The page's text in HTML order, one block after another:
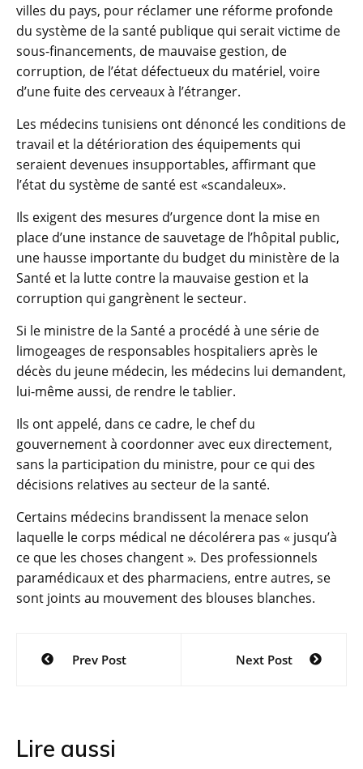
villes du pays, pour réclamer une réforme profonde
du système de la santé publique qui serait victime de
sous-financements, de mauvaise gestion, de
corruption, de l’état défectueux du matériel, voire
d’une fuite des cerveaux à l’étranger.
Les médecins tunisiens ont dénoncé les conditions de
travail et la détérioration des équipements qui
seraient devenues insupportables, affirmant que
l’état du système de santé est «scandaleux».
Ils exigent des mesures d’urgence dont la mise en
place d’une instance de sauvetage de l’hôpital public,
une hausse importante du budget du ministère de la
Santé et la lutte contre la mauvaise gestion et la
corruption qui gangrènent le secteur.
Si le ministre de la Santé a procédé à une série de
limogeages de responsables hospitaliers après le
décès du jeune médecin, les médecins lui demandent,
lui-même aussi, de rendre le tablier.
Ils ont appelé, dans ce cadre, le chef du
gouvernement à coordonner avec eux directement,
sans la participation du ministre, pour ce qui des
décisions relatives au secteur de la santé.
Certains médecins brandissent la menace selon
laquelle le corps médical ne décolérera pas « jusqu’à
ce que les choses changent ». Des professionnels
paramédicaux et des pharmaciens, entre autres, se
sont joints au mouvement des blouses blanches.
Navigation
Prev Post Next Post
Lire aussi